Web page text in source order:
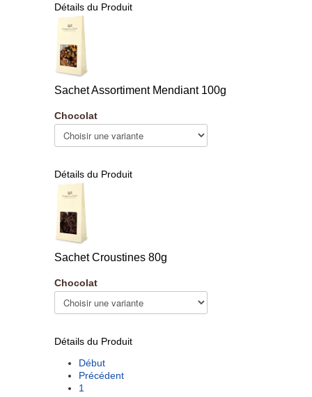
Détails du Produit
Sachet Assortiment Mendiant 100g
Chocolat
Détails du Produit
Sachet Croustines 80g
Chocolat
Détails du Produit
Début
Précédent
1